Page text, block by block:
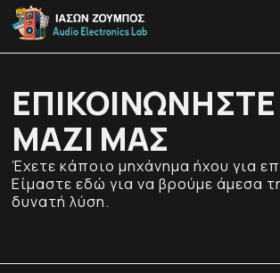
ΕΠΙΚΟΙΝΩΝΗΣΤΕ
ΜΑΖΙ ΜΑΣ
Έχετε κάποιο μηχάνημα ήχου για
Είμαστε εδώ για να βρούμε άμεσα
δυνατή λύση.